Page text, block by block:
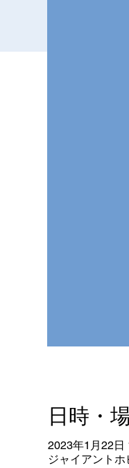
日時・
2023年1月22日
ジャイアント